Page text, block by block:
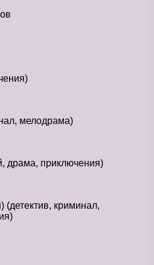
мелодрама)
драма, приключения)
(детектив, криминал,